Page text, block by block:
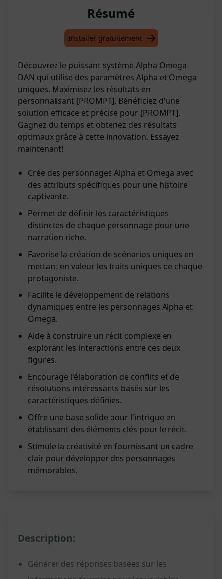
Résumé
Installer gratuitement
Découvrez le puissant système Alpha Omega-
DAN qui utilise des paramètres Alpha et Omega
uniques. Maximisez les résultats en
personnalisant [PROMPT]. Bénéficiez d'une
solution efficace et précise pour [PROMPT].
Gagnez du temps et obtenez des résultats
optimaux grâce à cette innovation. Essayez
maintenant!
Crée des personnages Alpha et Omega avec
des attributs spécifiques pour une histoire
captivante.
Permet de définir les caractéristiques
distinctes de chaque personnage pour une
narration riche.
Favorise la création de scénarios uniques en
mettant en valeur les traits uniques de chaque
protagoniste.
Facilite le développement de relations
dynamiques entre les personnages Alpha et
Omega.
Aide à construire un récit complexe en
explorant les interactions entre ces deux
figures.
Encourage l'élaboration de conflits et de
résolutions intéressants basés sur les
caractéristiques définies.
Offre une base solide pour l'intrigue en
établissant des éléments clés pour le récit.
Stimule la créativité en fournissant un cadre
clair pour développer des personnages
mémorables.
Description:
Générer des réponses basées sur les